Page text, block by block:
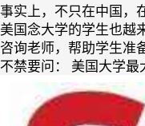
事实上，不只在中国，
美国念大学的学生也越
咨询老师，帮助学生准
不禁要问： 美国大学最